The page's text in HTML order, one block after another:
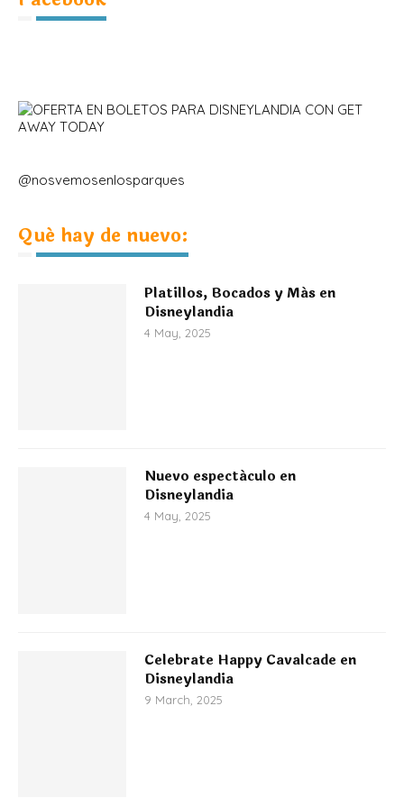
@nosvemosenlosparques
Qué hay de nuevo:
Platillos, Bocados y Más en
Disneylandia
4 May, 2025
Nuevo espectáculo en
Disneylandia
4 May, 2025
Celebrate Happy Cavalcade en
Disneylandia
9 March, 2025